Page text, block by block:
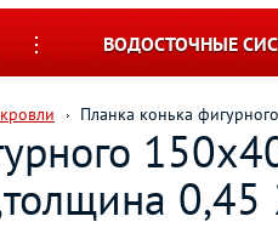
ВОДОСТОЧНЫЕ
Планка конька
0,45